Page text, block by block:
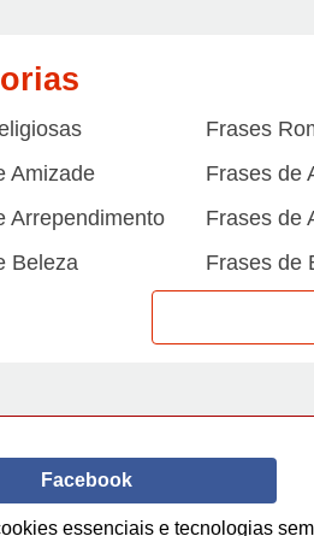
Frases
Amizade
Frases de
Arrependimento
Frases de
Beleza
Frases de
Frases de
Horário de verão
Inverno
Frases de
Facebook
essenciais e tecnologias